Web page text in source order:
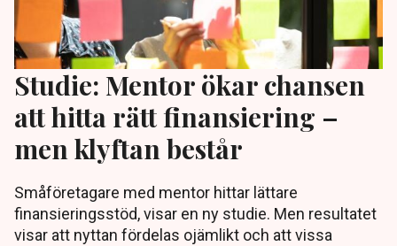
Studie: Mentor ökar chansen
att hitta rätt finansiering –
men klyftan består
Småföretagare med mentor hittar lättare
finansieringsstöd, visar en ny studie. Men resultatet
visar att nyttan fördelas ojämlikt och att vissa